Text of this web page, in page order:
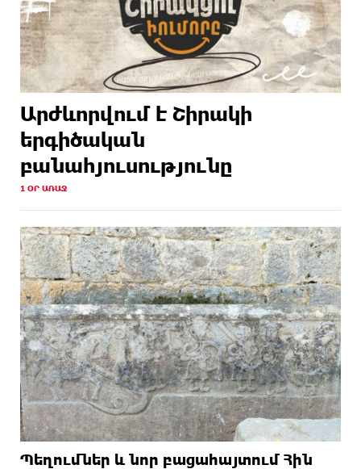
Արժևորվում է Շիրակի
երգիծական
բանահյուսությունը
1 ՕՐ ԱՌԱՋ
Պեղումներ և նոր բացահայտում Հին